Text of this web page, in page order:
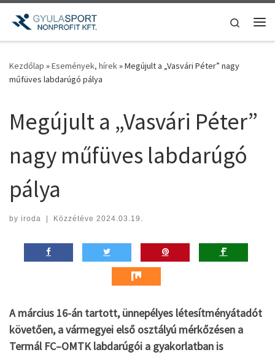
Teljes tartalom megjelenítése
Search
Kezdőlap »Események, hírek»Megújult a „Vasvári Péter” nagy
műfüves labdarúgó pálya
Megújult a „Vasvári Péter”
nagy műfüves labdarúgó
pálya
by iroda | Közzétéve 2024.03.19.
A március 16-án tartott, ünnepélyes létesítményátadót
követően, a vármegyei első osztályú mérkőzésen a
Termál FC–OMTK labdarúgói a gyakorlatban is